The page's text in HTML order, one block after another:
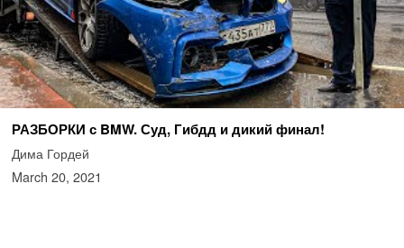
РАЗБОРКИ с BMW. Суд, Гибдд и дикий финал!
Дима Гордей
March 20, 2021